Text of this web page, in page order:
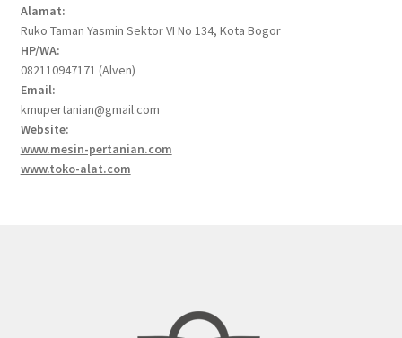
Alamat:
Ruko Taman Yasmin Sektor VI No 134, Kota Bogor
HP/WA:
082110947171 (Alven)
Email:
kmupertanian@gmail.com
Website:
www.mesin-pertanian.com
www.toko-alat.com